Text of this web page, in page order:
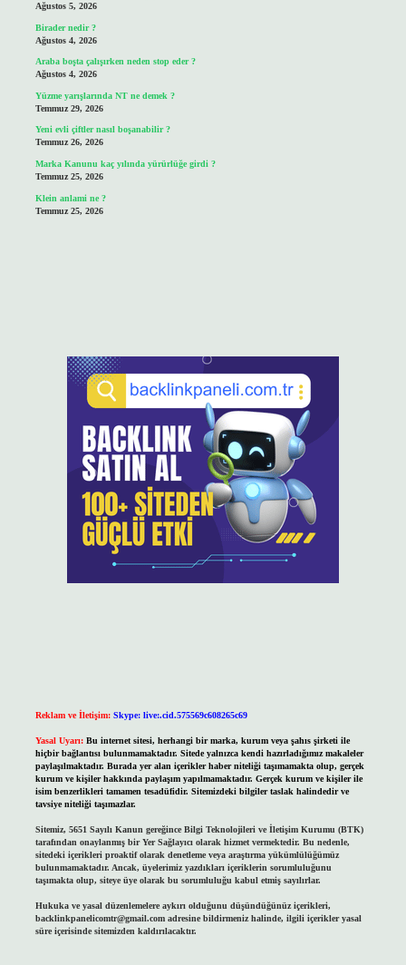
Ağustos 5, 2026
Birader nedir ?
Ağustos 4, 2026
Araba boşta çalışırken neden stop eder ?
Ağustos 4, 2026
Yüzme yarışlarında NT ne demek ?
Temmuz 29, 2026
Yeni evli çiftler nasıl boşanabilir ?
Temmuz 26, 2026
Marka Kanunu kaç yılında yürürlüğe girdi ?
Temmuz 25, 2026
Klein anlami ne ?
Temmuz 25, 2026
Reklam ve İletişim: Skype: live:.cid.575569c608265c69
Yasal Uyarı: Bu internet sitesi, herhangi bir marka, kurum veya şahıs şirketi ile
hiçbir bağlantısı bulunmamaktadır. Sitede yalnızca kendi hazırladığımız makaleler
paylaşılmaktadır. Burada yer alan içerikler haber niteliği taşımamakta olup, gerçek
kurum ve kişiler hakkında paylaşım yapılmamaktadır. Gerçek kurum ve kişiler ile
isim benzerlikleri tamamen tesadüfidir. Sitemizdeki bilgiler taslak halindedir ve
tavsiye niteliği taşımazlar.
Sitemiz, 5651 Sayılı Kanun gereğince Bilgi Teknolojileri ve İletişim Kurumu (BTK)
tarafından onaylanmış bir Yer Sağlayıcı olarak hizmet vermektedir. Bu nedenle,
sitedeki içerikleri proaktif olarak denetleme veya araştırma yükümlülüğümüz
bulunmamaktadır. Ancak, üyelerimiz yazdıkları içeriklerin sorumluluğunu
taşımakta olup, siteye üye olarak bu sorumluluğu kabul etmiş sayılırlar.
Hukuka ve yasal düzenlemelere aykırı olduğunu düşündüğünüz içerikleri,
backlinkpanelicomtr@gmail.comadresine bildirmeniz halinde, ilgili içerikler yasal
süre içerisinde sitemizden kaldırılacaktır.